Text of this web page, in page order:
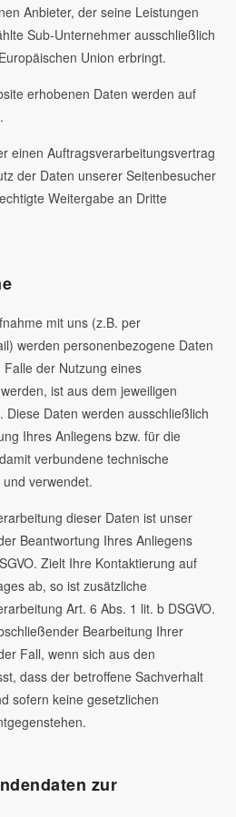
Anbieter, der seine Leistungen
Sub-Unternehmer ausschließlich
Union erbringt.
erhobenen Daten werden auf
einen Auftragsverarbeitungsvertrag
der Daten unserer Seitenbesucher
Weitergabe an Dritte
mit uns (z.B. per
werden personenbezogene Daten
der Nutzung eines
ist aus dem jeweiligen
Diese Daten werden ausschließlich
Ihres Anliegens bzw. für die
verbundene technische
verwendet.
dieser Daten ist unser
Beantwortung Ihres Anliegens
Zielt Ihre Kontaktierung auf
ab, so ist zusätzliche
Art. 6 Abs. 1 lit. b DSGVO.
Bearbeitung Ihrer
Fall, wenn sich aus den
dass der betroffene Sachverhalt
sofern keine gesetzlichen
zur